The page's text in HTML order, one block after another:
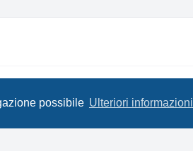
possibile Ulteriori informazioni